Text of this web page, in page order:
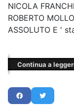
NICOLA
ROBERTO
ASSOLUTO E '
Continua a